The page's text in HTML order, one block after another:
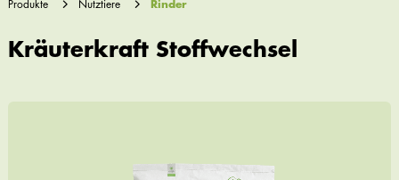
Produkte Nutztiere Rinder
Kräuterkraft Stoffwechsel